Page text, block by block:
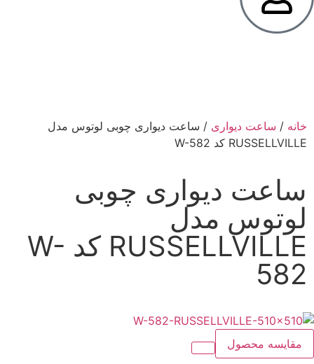
خانه / ساعت دیواری / ساعت دیواری چوبی لوتوس مدل
RUSSELLVILLE کد W-582
ساعت دیواری چوبی
لوتوس مدل
RUSSELLVILLE کد W-
582
مقایسه محصول